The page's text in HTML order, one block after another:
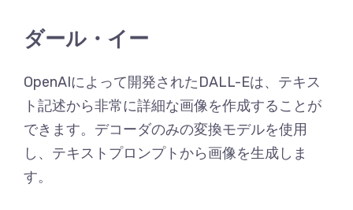
ダール・イー
OpenAIによって開発されたDALL-Eは、テキス
ト記述から非常に詳細な画像を作成することが
できます。デコーダのみの変換モデルを使用
し、テキストプロンプトから画像を生成しま
す。